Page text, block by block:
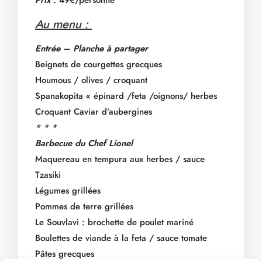
Au menu :
Entrée – Planche à partager
Beignets de courgettes grecques
Houmous / olives / croquant
Spanakopita « épinard /feta /oignons/ herbes
Croquant Caviar d’aubergines
* * *
Barbecue du Chef Lionel
Maquereau en tempura aux herbes / sauce
Tzasiki
Légumes grillées
Pommes de terre grillées
Le Souvlavi : brochette de poulet mariné
Boulettes de viande à la feta / sauce tomate
Pâtes grecques